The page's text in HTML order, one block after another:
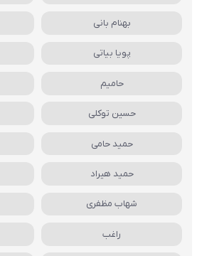
بهنام بانی
پویا بیاتی
حامیم
حسین توکلی
حمید حامی
حمید هیراد
شهاب مظفری
راغب